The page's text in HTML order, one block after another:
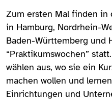
Zum ersten Mal finden in
in Hamburg, Nordrhein-
Baden-Württemberg und
“Praktikumswochen”
wählen aus, wo sie ein
machen wollen und
Einrichtungen und